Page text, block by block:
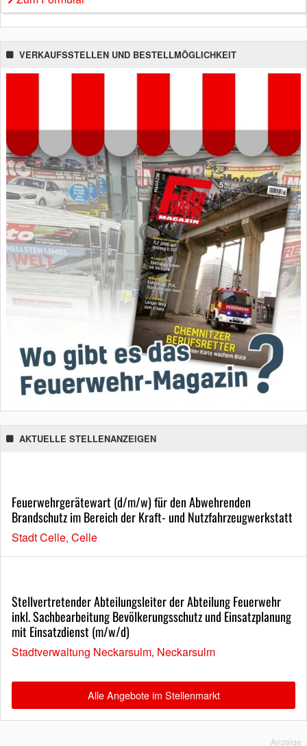
VERKAUFSSTELLEN UND BESTELLMÖGLICHKEIT
AKTUELLE STELLENANZEIGEN
Feuerwehrgerätewart (d/m/w) für den Abwehrenden
Brandschutz im Bereich der Kraft- und Nutzfahrzeugwerkstatt
Stadt Celle, Celle
Stellvertretender Abteilungsleiter der Abteilung Feuerwehr
inkl. Sachbearbeitung Bevölkerungsschutz und Einsatzplanung
mit Einsatzdienst (m/w/d)
Stadtverwaltung Neckarsulm, Neckarsulm
Alle Angebote im Stellenmarkt
Anzeige